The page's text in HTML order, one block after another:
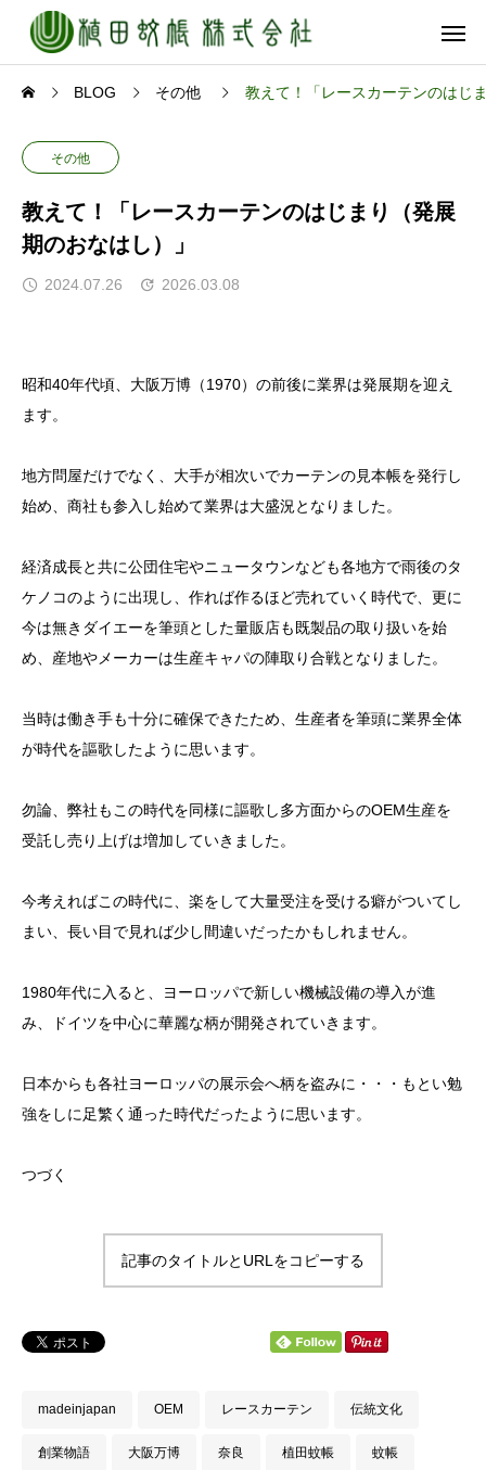
BLOG その他 教えて！「レースカーテンのはじ
その他
教えて！「レースカーテンのはじまり（発展
期のおなはし）」
2024.07.26 2026.03.08
昭和40年代頃、大阪万博（1970）の前後に業界は発展期を迎え
ます。
地方問屋だけでなく、大手が相次いでカーテンの見本帳を発行し
始め、商社も参入し始めて業界は大盛況となりました。
経済成長と共に公団住宅やニュータウンなども各地方で雨後のタ
ケノコのように出現し、作れば作るほど売れていく時代で、更に
今は無きダイエーを筆頭とした量販店も既製品の取り扱いを始
め、産地やメーカーは生産キャパの陣取り合戦となりました。
当時は働き手も十分に確保できたため、生産者を筆頭に業界全体
が時代を謳歌したように思います。
勿論、弊社もこの時代を同様に謳歌し多方面からのOEM生産を
受託し売り上げは増加していきました。
今考えればこの時代に、楽をして大量受注を受ける癖がついてし
まい、長い目で見れば少し間違いだったかもしれません。
1980年代に入ると、ヨーロッパで新しい機械設備の導入が進
み、ドイツを中心に華麗な柄が開発されていきます。
日本からも各社ヨーロッパの展示会へ柄を盗みに・・・もとい勉
強をしに足繁く通った時代だったように思います。
つづく
記事のタイトルとURLをコピーする
madeinjapan OEM レースカーテン 伝統文化
創業物語 大阪万博 奈良 植田蚊帳 蚊帳